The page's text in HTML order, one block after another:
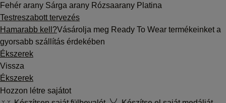
Fehér arany Sárga arany Rózsaarany Platina
Testreszabott tervezés
Hamarabb kell?Vásárolja meg Ready To Wear termékeinket a
gyorsabb szállítás érdekében
Ékszerek
Vissza
Ékszerek
Hozzon létre sajátot